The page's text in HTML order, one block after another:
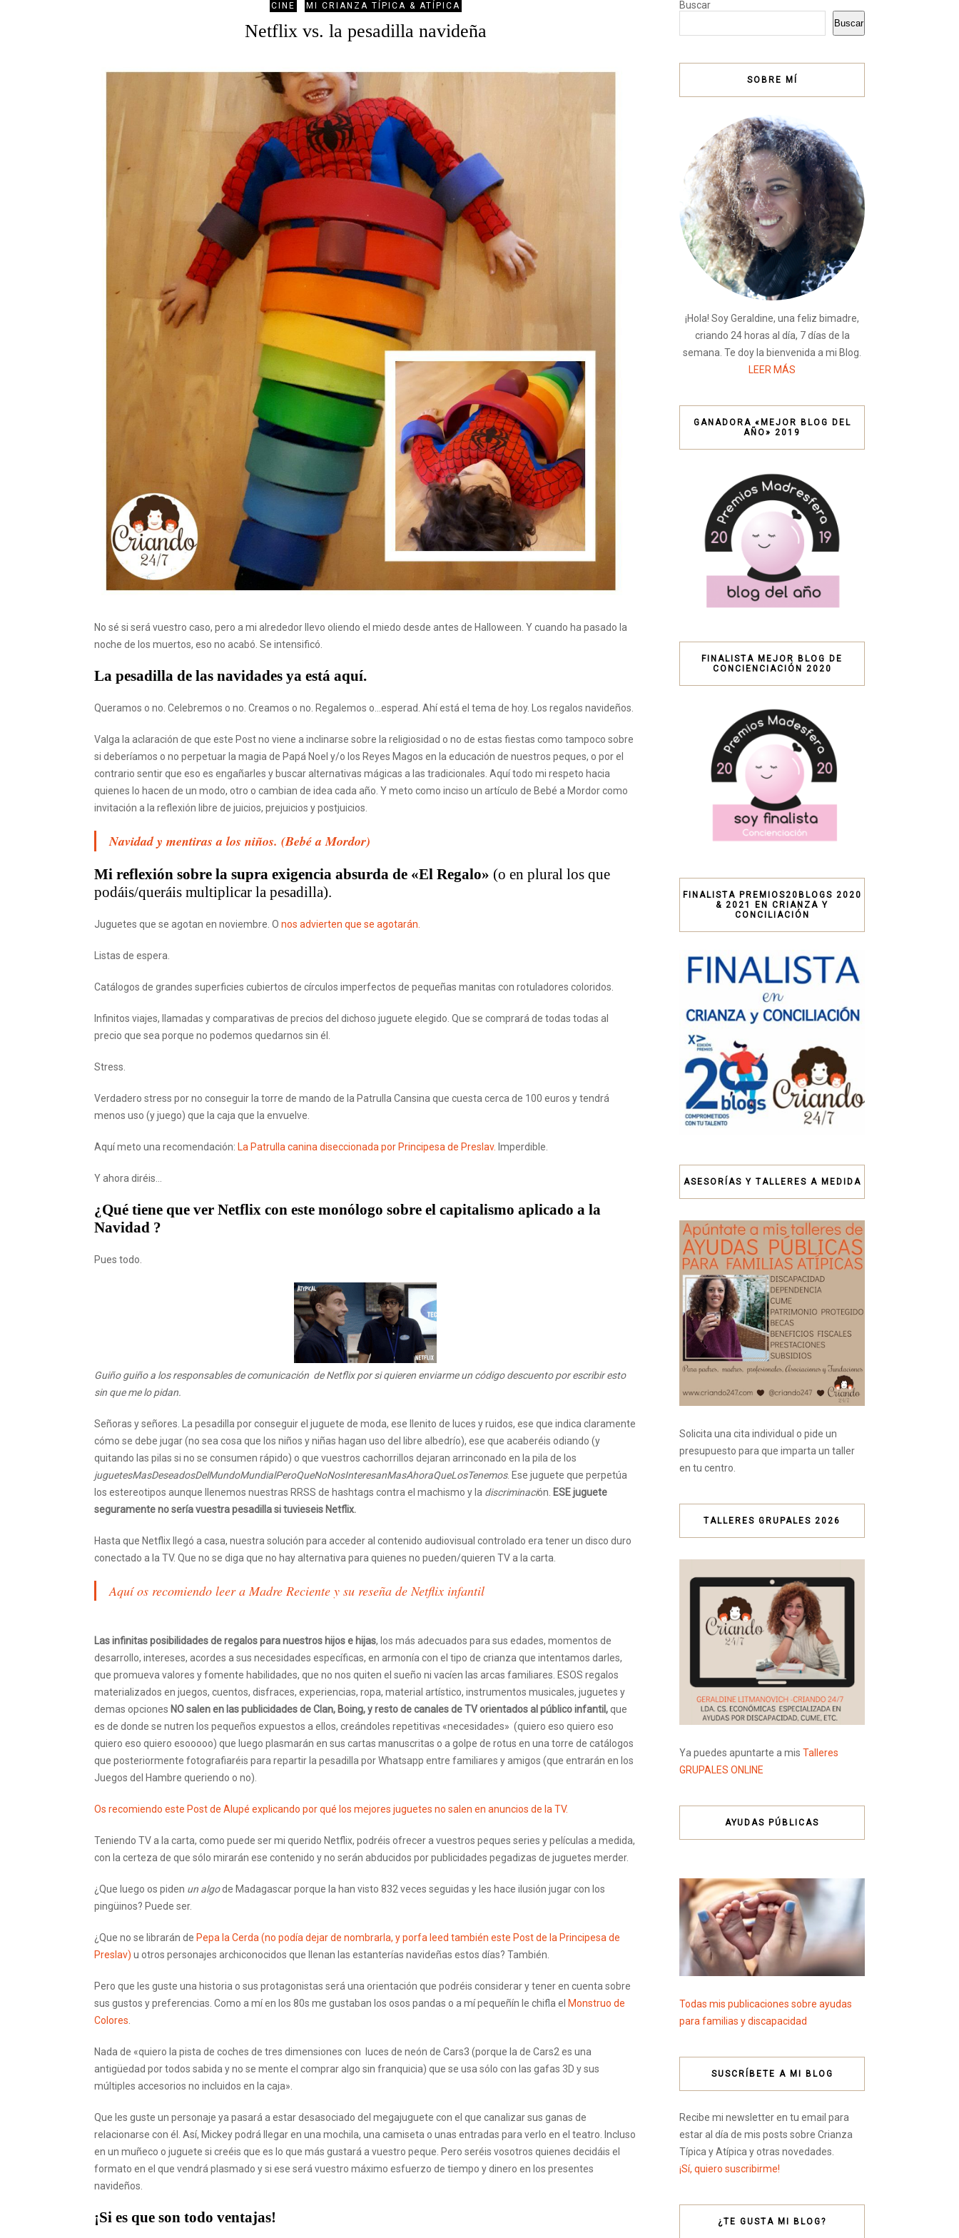
CINE MI CRIANZA TÍPICA & ATÍPICA
Netflix vs. la pesadilla navideña
No sé si será vuestro caso, pero a mi alrededor llevo oliendo el miedo desde antes de Halloween. Y cuando ha pasado la
noche de los muertos, eso no acabó. Se intensificó.
La pesadilla de las navidades ya está aquí.
Queramos o no. Celebremos o no. Creamos o no. Regalemos o…esperad. Ahí está el tema de hoy. Los regalos navideños.
Valga la aclaración de que este Post no viene a inclinarse sobre la religiosidad o no de estas fiestas como tampoco sobre
si deberíamos o no perpetuar la magia de Papá Noel y/o los Reyes Magos en la educación de nuestros peques, o por el
contrario sentir que eso es engañarles y buscar alternativas mágicas a las tradicionales. Aquí todo mi respeto hacia
quienes lo hacen de un modo, otro o cambian de idea cada año. Y meto como inciso un artículo de Bebé a Mordor como
invitación a la reflexión libre de juicios, prejuicios y postjuicios.
Navidad y mentiras a los niños. (Bebé a Mordor)
Mi reflexión sobre la supra exigencia absurda de «El Regalo» (o en plural los que
podáis/queráis multiplicar la pesadilla).
Juguetes que se agotan en noviembre. O nos advierten que se agotarán.
Listas de espera.
Catálogos de grandes superficies cubiertos de círculos imperfectos de pequeñas manitas con rotuladores coloridos.
Infinitos viajes, llamadas y comparativas de precios del dichoso juguete elegido. Que se comprará de todas todas al
precio que sea porque no podemos quedarnos sin él.
Stress.
Verdadero stress por no conseguir la torre de mando de la Patrulla Cansina que cuesta cerca de 100 euros y tendrá
menos uso (y juego) que la caja que la envuelve.
Aquí meto una recomendación: La Patrulla canina diseccionada por Principesa de Preslav. Imperdible.
Y ahora diréis…
¿Qué tiene que ver Netflix con este monólogo sobre el capitalismo aplicado a la
Navidad ?
Pues todo.
Guiño guiño a los responsables de comunicación de Netflix por si quieren enviarme un código descuento por escribir esto
sin que me lo pidan.
Señoras y señores. La pesadilla por conseguir el juguete de moda, ese llenito de luces y ruidos, ese que indica claramente
cómo se debe jugar (no sea cosa que los niños y niñas hagan uso del libre albedrío), ese que acaberéis odiando (y
quitando las pilas si no se consumen rápido) o que vuestros cachorrillos dejaran arrinconado en la pila de los
juguetesMasDeseadosDelMundoMundialPeroQueNoNosInteresanMasAhoraQueLosTenemos. Ese juguete que perpetúa
los estereotipos aunque llenemos nuestras RRSS de hashtags contra el machismo y la discriminación. ESE juguete
seguramente no sería vuestra pesadilla si tuvieseis Netflix.
Hasta que Netflix llegó a casa, nuestra solución para acceder al contenido audiovisual controlado era tener un disco duro
conectado a la TV. Que no se diga que no hay alternativa para quienes no pueden/quieren TV a la carta.
Aquí os recomiendo leer a Madre Reciente y su reseña de Netflix infantil
Las infinitas posibilidades de regalos para nuestros hijos e hijas, los más adecuados para sus edades, momentos de
desarrollo, intereses, acordes a sus necesidades específicas, en armonía con el tipo de crianza que intentamos darles,
que promueva valores y fomente habilidades, que no nos quiten el sueño ni vacíen las arcas familiares. ESOS regalos
materializados en juegos, cuentos, disfraces, experiencias, ropa, material artístico, instrumentos musicales, juguetes y
demas opciones NO salen en las publicidades de Clan, Boing, y resto de canales de TV orientados al público infantil,que
es de donde se nutren los pequeños expuestos a ellos, creándoles repetitivas «necesidades» (quiero eso quiero eso
quiero eso quiero esooooo) que luego plasmarán en sus cartas manuscritas o a golpe de rotus en una torre de catálogos
que posteriormente fotografiaréis para repartir la pesadilla por Whatsapp entre familiares y amigos (que entrarán en los
Juegos del Hambre queriendo o no).
Os recomiendo este Post de Alupé explicando por qué los mejores juguetes no salen en anuncios de la TV.
Teniendo TV a la carta, como puede ser mi querido Netflix, podréis ofrecer a vuestros peques series y películas a medida,
con la certeza de que sólo mirarán ese contenido y no serán abducidos por publicidades pegadizas de juguetes merder.
¿Que luego os piden un algode Madagascar porque la han visto 832 veces seguidas y les hace ilusión jugar con los
pingüinos? Puede ser.
¿Que no se librarán de Pepa la Cerda (no podía dejar de nombrarla, y porfa leed también este Post de la Principesa de
Preslav) u otros personajes archiconocidos que llenan las estanterías navideñas estos días? También.
Pero que les guste una historia o sus protagonistas será una orientación que podréis considerar y tener en cuenta sobre
sus gustos y preferencias. Como a mí en los 80s me gustaban los osos pandas o a mí pequeñín le chifla el Monstruo de
Colores
Nada de «quiero la pista de coches de tres dimensiones con luces de neón de Cars3 (porque la de Cars2 es una
antigüedad por todos sabida y no se mente el comprar algo sin franquicia) que se usa sólo con las gafas 3D y sus
múltiples accesorios no incluidos en la caja».
Que les guste un personaje ya pasará a estar desasociado del megajuguete con el que canalizar sus ganas de
relacionarse con él. Así, Mickey podrá llegar en una mochila, una camiseta o unas entradas para verlo en el teatro. Incluso
en un muñeco o juguete si creéis que es lo que más gustará a vuestro peque. Pero seréis vosotros quienes decidáis el
formato en el que vendrá plasmado y si ese será vuestro máximo esfuerzo de tiempo y dinero en los presentes
navideños.
¡Si es que son todo ventajas!
Buscar
Buscar
SOBRE MÍ
¡Hola! Soy Geraldine, una feliz bimadre,
criando 24 horas al día, 7 días de la
semana. Te doy la bienvenida a mi Blog.
LEER MÁS
GANADORA «MEJOR BLOG DEL
AÑO» 2019
FINALISTA MEJOR BLOG DE
CONCIENCIACIÓN 2020
FINALISTA PREMIOS20BLOGS 2020
& 2021 EN CRIANZA Y
CONCILIACIÓN
ASESORÍAS Y TALLERES A MEDIDA
Solicita una cita individual o pide un
presupuesto para que imparta un taller
en tu centro.
TALLERES GRUPALES 2026
Ya puedes apuntarte a mis Talleres
GRUPALES ONLINE
AYUDAS PÚBLICAS
Todas mis publicaciones sobre ayudas
para familias y discapacidad
SUSCRÍBETE A MI BLOG
Recibe mi newsletter en tu email para
estar al día de mis posts sobre Crianza
Típica y Atípica y otras novedades.
¡Sí, quiero suscribirme!
¿TE GUSTA MI BLOG?